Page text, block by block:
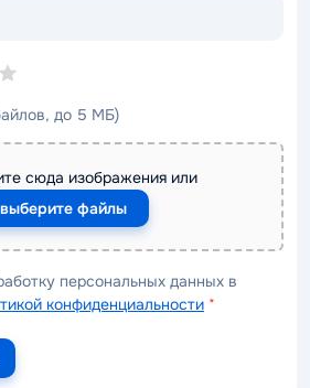
до 5 МБ)
сюда изображения или
выберите файлы
персональных данных в
конфиденциальности *